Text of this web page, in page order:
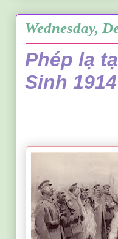
Wednesday,
Phép lạ
Sinh 1914